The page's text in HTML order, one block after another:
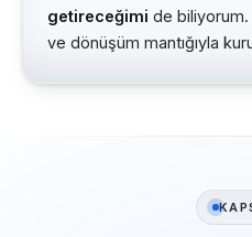
getireceğimi de biliyorum.
ve dönüşüm mantığıyla